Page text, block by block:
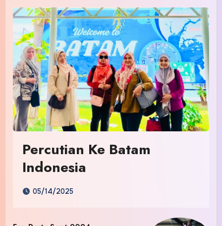
Percutian Ke Batam
Indonesia
05/14/2025